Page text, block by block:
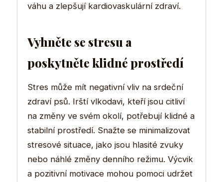
váhu a zlepšují kardiovaskulární zdraví.
Vyhněte se stresu a
poskytněte klidné prostředí
Stres může mít negativní vliv na srdeční
zdraví psů. Irští vlkodavi, kteří jsou citliví
na změny ve svém okolí, potřebují klidné a
stabilní prostředí. Snažte se minimalizovat
stresové situace, jako jsou hlasité zvuky
nebo náhlé změny denního režimu. Výcvik
a pozitivní motivace mohou pomoci udržet